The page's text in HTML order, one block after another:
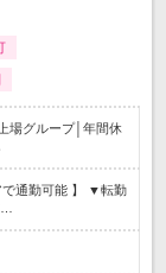
場グループ│年間休
で通勤可能 】 ▼転勤